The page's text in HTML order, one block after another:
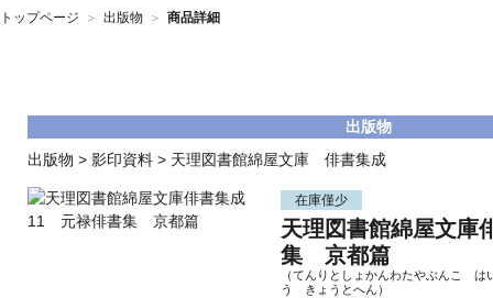
トップページ ＞ 出版物 ＞ 商品詳細
出版物
出版物 > 影印資料 > 天理図書館綿屋文庫 俳書集成
在庫僅少
天理図書館綿屋文
集 京都篇
（てんりとしょかんわたやぶんこ は
う きょうとへん）